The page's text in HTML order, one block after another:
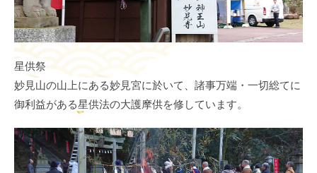
星供祭
妙見山の山上にある妙見宮に於いて、諸事万端・一切総てに
御利益がある星供法の大護摩供を修しています。